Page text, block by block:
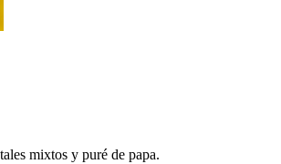
mixtos y puré de papa.